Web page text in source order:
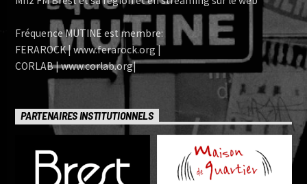
Fréquence MUTINE est membre:
FERAROCK | www.ferarock.org |
CORLAB | www.corlab.org|
PARTENAIRES INSTITUTIONNELS